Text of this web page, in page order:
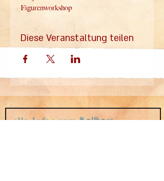
Figurenworkshop
Diese Veranstaltung teilen
alle Infos zumBallhaus